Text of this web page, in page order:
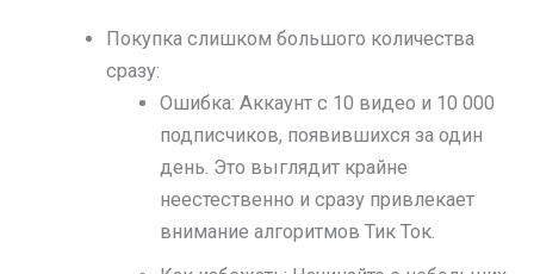
Покупка слишком большого количества
сразу:
Ошибка: Аккаунт с 10 видео и 10 000
подписчиков, появившихся за один
день. Это выглядит крайне
неестественно и сразу привлекает
внимание алгоритмов Тик Ток.